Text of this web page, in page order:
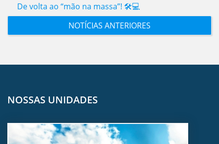
De volta ao “mão na massa”! 🛠️💻
NOTÍCIAS ANTERIORES
NOSSAS UNIDADES